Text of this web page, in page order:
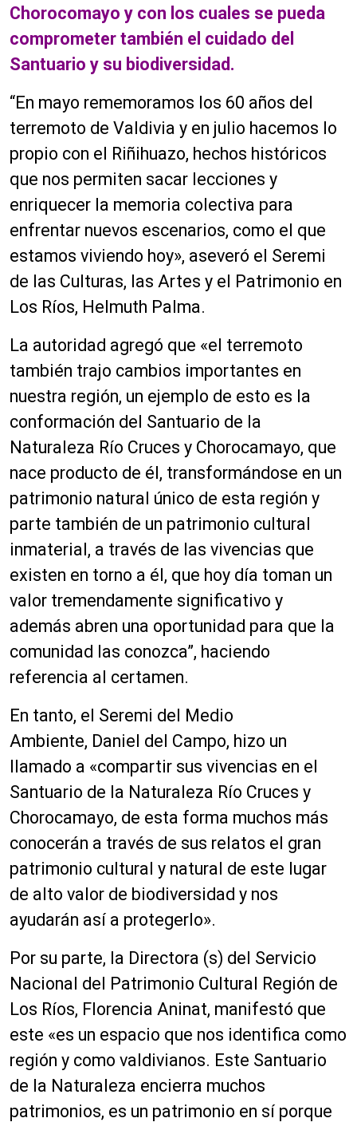
Chorocomayo y con los cuales se pueda
comprometer también el cuidado del
Santuario y su biodiversidad.
“En mayo rememoramos los 60 años del
terremoto de Valdivia y en julio hacemos lo
propio con el Riñihuazo, hechos históricos
que nos permiten sacar lecciones y
enriquecer la memoria colectiva para
enfrentar nuevos escenarios, como el que
estamos viviendo hoy», aseveró el Seremi
de las Culturas, las Artes y el Patrimonio en
Los Ríos, Helmuth Palma.
La autoridad agregó que «el terremoto
también trajo cambios importantes en
nuestra región, un ejemplo de esto es la
conformación del Santuario de la
Naturaleza Río Cruces y Chorocamayo, que
nace producto de él, transformándose en un
patrimonio natural único de esta región y
parte también de un patrimonio cultural
inmaterial, a través de las vivencias que
existen en torno a él, que hoy día toman un
valor tremendamente significativo y
además abren una oportunidad para que la
comunidad las conozca”, haciendo
referencia al certamen.
En tanto, el Seremi del Medio
Ambiente, Daniel del Campo, hizo un
llamado a «compartir sus vivencias en el
Santuario de la Naturaleza Río Cruces y
Chorocamayo, de esta forma muchos más
conocerán a través de sus relatos el gran
patrimonio cultural y natural de este lugar
de alto valor de biodiversidad y nos
ayudarán así a protegerlo».
Por su parte, la Directora (s) del Servicio
Nacional del Patrimonio Cultural Región de
Los Ríos, Florencia Aninat, manifestó que
este «es un espacio que nos identifica como
región y como valdivianos. Este Santuario
de la Naturaleza encierra muchos
patrimonios, es un patrimonio en sí porque